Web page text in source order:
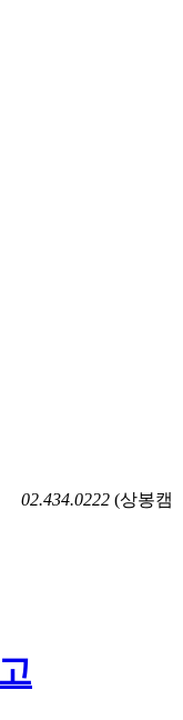
02.434.0222 (상봉캠